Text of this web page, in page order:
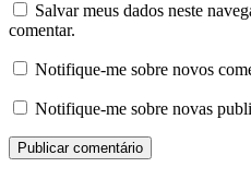
Salvar meus dados neste
comentar.
Notifique-me sobre novos
Notifique-me sobre novas